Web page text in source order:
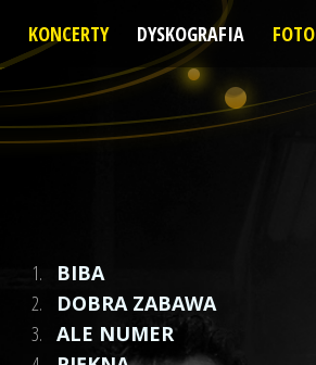
KONCERTY DYSKOGRAFIA FOTO
1.
BIBA
2.
DOBRA ZABAWA
3.
ALE NUMER